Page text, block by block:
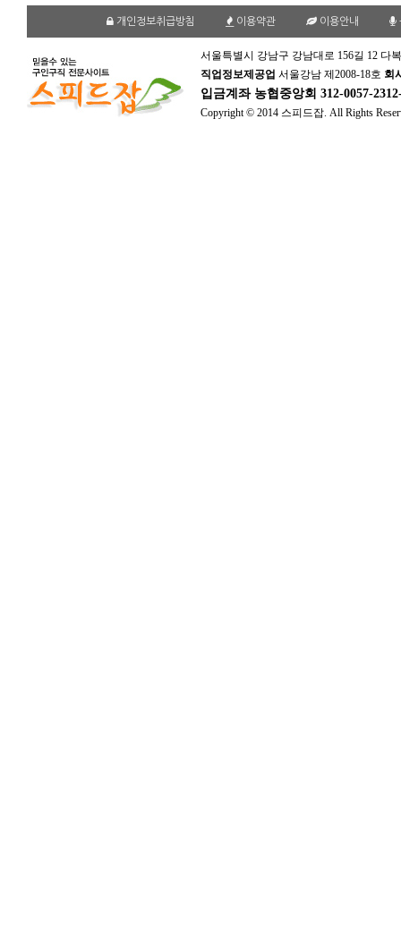
개인정보취급방침 이용약관 이용안내
서울특별시 강남구 강남대로 156길 12 다
직업정보제공업 서울강남 제2008-18호 회
입금계좌 농협중앙회 312-0057-
Copyright © 2014 스피드잡. All Rights